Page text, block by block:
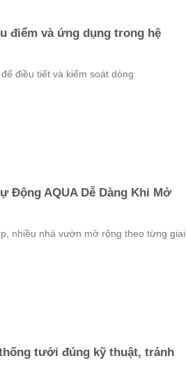
điểm và ứng dụng trong hệ
điều tiết và kiểm soát dòng
Động AQUA Dễ Dàng Khi Mở
nhiều nhà vườn mở rộng theo từng giai
tưới đúng kỹ thuật, tránh